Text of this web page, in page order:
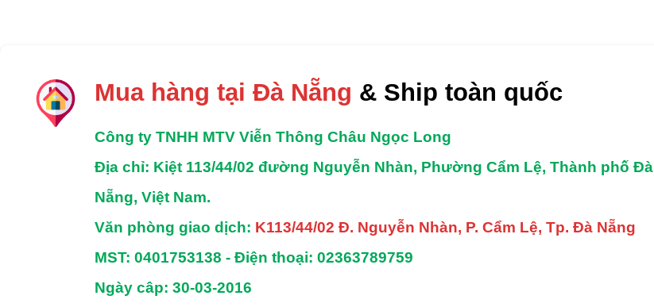
Mua hàng tại Đà Nẵng & Ship toàn quốc
Công ty TNHH MTV Viễn Thông Châu Ngọc Long
Địa chỉ: Kiệt 113/44/02 đường Nguyễn Nhàn, Phường Cẩm Lệ, Thành phố Đà
Nẵng, Việt Nam.
Văn phòng giao dịch: K113/44/02 Đ. Nguyễn Nhàn, P. Cẩm Lệ, Tp. Đà Nẵng
MST: 0401753138 -Điện thoại: 02363789759
Ngày câp: 30-03-2016